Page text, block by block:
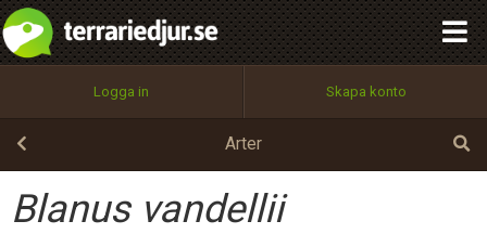
Logga in Skapa konto
Arter
Blanus vandellii
Utför
100%
OK
integritetspolicy
Namn:
Epost:
Begär nytt lösenord
Tillbaka till förstasidan